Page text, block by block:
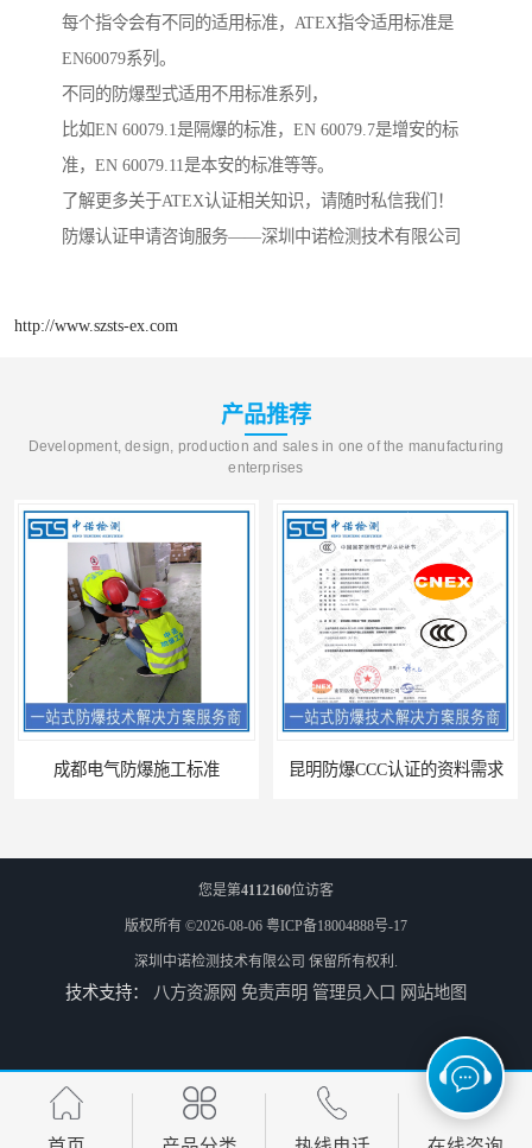
每个指令会有不同的适用标准，ATEX指令适用标准是
EN60079系列。
不同的防爆型式适用不用标准系列，
比如EN 60079.1是隔爆的标准，EN 60079.7是增安的标
准，EN 60079.11是本安的标准等等。
了解更多关于ATEX认证相关知识，请随时私信我们！
防爆认证申请咨询服务——深圳中诺检测技术有限公司
http://www.szsts-ex.com
产品推荐
Development, design, production and sales in one of the manufacturing
enterprises
昆明防爆CCC认证的资料需求
合肥IECEx标志认证发证机构 海口防爆电器设备维修资质办理周期
您是第4112160位访客
版权所有 ©2026-08-06 粤ICP备18004888号-17
深圳中诺检测技术有限公司 保留所有权利.
技术支持： 八方资源网 免责声明 管理员入口 网站地图